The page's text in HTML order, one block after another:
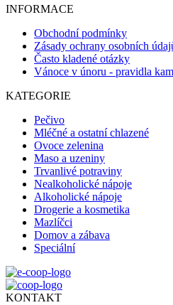
INFORMACE
Obchodní podmínky
Zásady ochrany osobních
Často kladené otázky
Vánoce v únoru - pravidla
KATEGORIE
Pečivo
Mléčné a ostatní chlazené
Ovoce zelenina
Maso a uzeniny
Trvanlivé potraviny
Nealkoholické nápoje
Alkoholické nápoje
Drogerie a kosmetika
Mazlíčci
Domov a zábava
Speciální
KONTAKT